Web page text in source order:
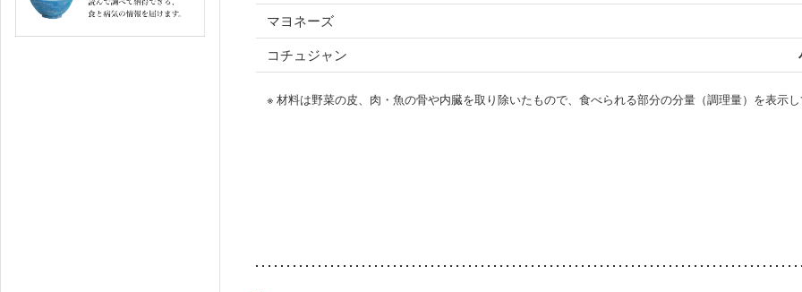
マヨネーズ
コチュジャン
※ 材料は野菜の皮、肉・魚の骨や内臓を取り除いたもので、食べられる部分の分量（調理量）を表示し